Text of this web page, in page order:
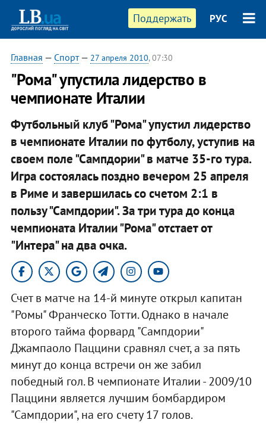
Поддержать РУС
Главная — Спорт— 27 апреля 2010, 07:30
"Рома" упустила лидерство в
чемпионате Италии
Футбольный клуб "Рома" упустил лидерство
в чемпионате Италии по футболу, уступив на
своем поле "Сампдории" в матче 35-го тура.
Игра состоялась поздно вечером 25 апреля
в Риме и завершилась со счетом 2:1 в
пользу "Сампдории". За три тура до конца
чемпионата Италии "Рома" отстает от
"Интера" на два очка.
Счет в матче на 14-й минуте открыл капитан
"Ромы" Франческо Тотти. Однако в начале
второго тайма форвард "Сампдории"
Джампаоло Паццини сравнял счет, а за пять
минут до конца встречи он же забил
победный гол. В чемпионате Италии - 2009/10
Паццини является лучшим бомбардиром
"Сампдории", на его счету 17 голов.